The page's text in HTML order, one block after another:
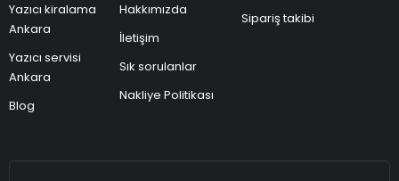
Yazıcı kiralama
Ankara
Yazıcı servisi
Ankara
Blog
Hakkımızda
İletişim
Sık sorulanlar
Nakliye Politikası
Sipariş takibi